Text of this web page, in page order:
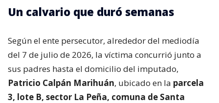
Un calvario que duró semanas
Según el ente persecutor, alrededor del mediodía
del 7 de julio de 2026, la víctima concurrió junto a
sus padres hasta el domicilio del imputado,
Patricio Calpán Marihuán, ubicado en la parcela
3, lote B, sector La Peña, comuna de Santa